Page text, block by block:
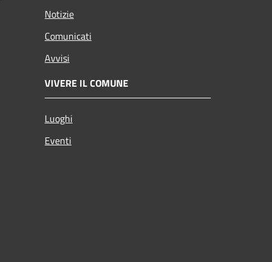
Notizie
Comunicati
Avvisi
VIVERE IL COMUNE
Luoghi
Eventi